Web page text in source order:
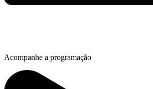
Acompanhe a programação